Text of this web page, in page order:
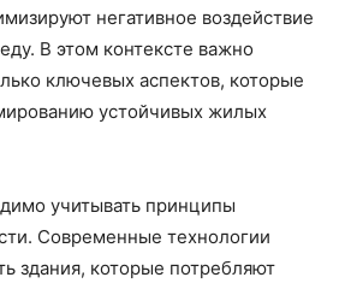
негативное воздействие
В этом контексте важно
ключевых аспектов, которые
устойчивых жилых
учитывать принципы
Современные технологии
здания, которые потребляют